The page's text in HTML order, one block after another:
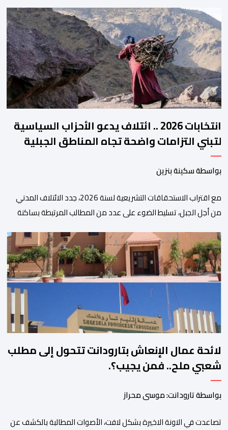
والمجالس الجهوية للهيئة إلى جانب الهيئة الوطنية. وذكر بلاغ للهيئة أن
هذه المنصة، التي تم إطلاقها في إطار استراتيجيتها الرامية إلى التحديث
والتحول الرقمي، تشكل خطوة مهمة في […]
انتخابات 2026 .. ائتلاف يدعو الأحزاب السياسية
لتبني التزامات واضحة تجاه المناطق الجبلية
بواسطة سكينة بنزين
مع اقتراب الاستحقاقات التشريعية لسنة 2026، جدد الائتلاف المدني
من أجل الجبل، تسليط الضوء على عدد من المطالب المرتبطة بساكنة
فيها الأحزاب السياسية، إلى ادراج 10 التزامات ضمن برامجها الانتخابية
المنتظرة، في إطار تعاقد سياسي مع المناطق الجبلية والانتقال من
الوعود الانتخابية إلى التزامات عملية […]
لائحة عمال الإنعاش بتارودانت تتحول إلى مطلب
شعبي ملح.. فمن يجيب؟.
بواسطة تارودانت: موسى محراز
تصاعدت في الاونة الاخيرة بشكل لافت، الأصوات المطالبة بالكشف عن